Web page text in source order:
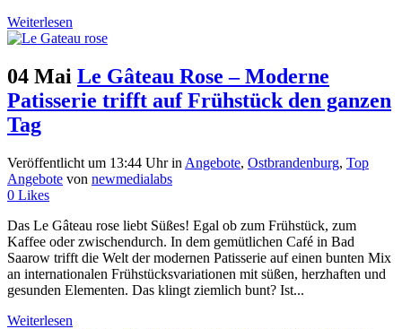
Weiterlesen
04 Mai Le Gâteau Rose – Moderne
Patisserie trifft auf Frühstück den ganzen
Tag
Veröffentlicht um 13:44 Uhrin Angebote, Ostbrandenburg, Top
Angebote von newmedialabs
0 Likes
Das Le Gâteau rose liebt Süßes! Egal ob zum Frühstück, zum
Kaffee oder zwischendurch. In dem gemütlichen Café in Bad
Saarow trifft die Welt der modernen Patisserie auf einen bunten Mix
an internationalen Frühstücksvariationen mit süßen, herzhaften und
gesunden Elementen. Das klingt ziemlich bunt? Ist...
Weiterlesen